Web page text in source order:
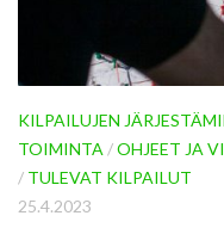
KILPAILUJEN
TOIMINTA /OHJEET JA
/ TULEVAT KILPAILUT
25.4.2023